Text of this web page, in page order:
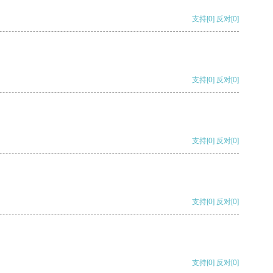
支持[0] 反对[0]
支持[0] 反对[0]
支持[0] 反对[0]
支持[0] 反对[0]
支持[0] 反对[0]